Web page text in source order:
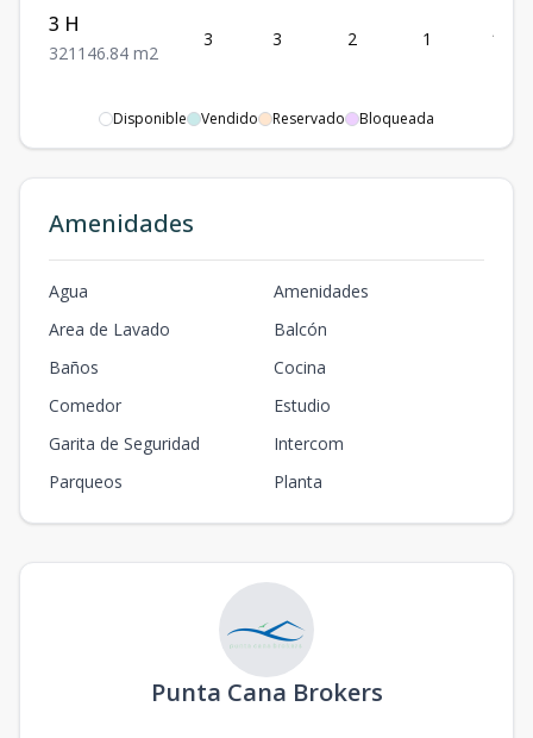
3 H
321 146.84 m2
3 3 2 1
Disponible Vendido Reservado Bloqueada
Amenidades
Agua
Amenidades
Area de Lavado
Balcón
Baños
Cocina
Comedor
Estudio
Garita de Seguridad
Intercom
Parqueos
Planta
Punta Cana Brokers